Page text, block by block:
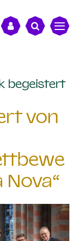
begeistert
von
Nova“